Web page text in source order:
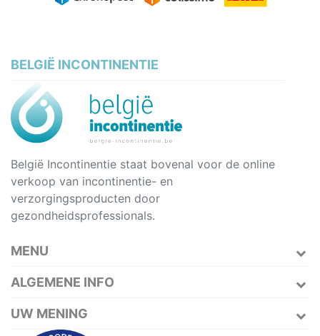
BELGIË INCONTINENTIE
België Incontinentie staat bovenal voor de online
verkoop van incontinentie- en
verzorgingsproducten door
gezondheidsprofessionals.
MENU
ALGEMENE INFO
UW MENING